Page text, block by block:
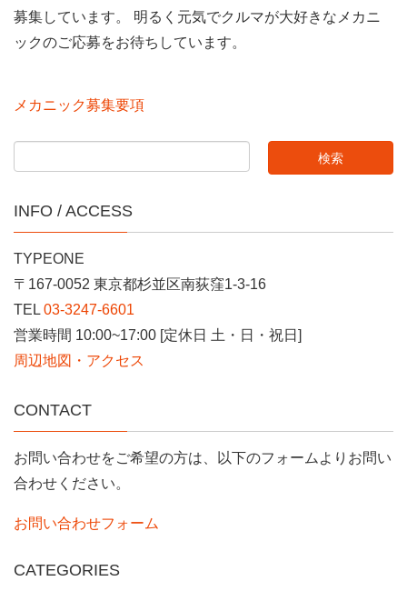
募集しています。 明るく元気でクルマが大好きなメカニ
ックのご応募をお待ちしています。
メカニック募集要項
INFO / ACCESS
TYPEONE
〒167-0052 東京都杉並区南荻窪1-3-16
TEL 03-3247-6601
営業時間 10:00~17:00 [定休日 土・日・祝日]
周辺地図・アクセス
CONTACT
お問い合わせをご希望の方は、以下のフォームよりお問い
合わせください。
お問い合わせフォーム
CATEGORIES